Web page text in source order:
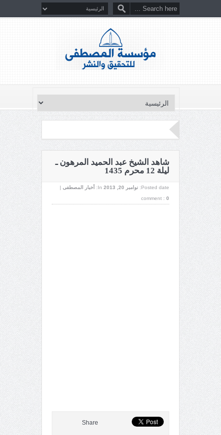
شاهد الشيخ عبد الحميد المرهون ـ
ليلة 12 محرم 1435
Posted date: نوامبر 20, 2013 In: أخبار المصطفى |
comment : 0
Share